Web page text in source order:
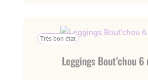
Très bon état
Leggings Bout’chou 6